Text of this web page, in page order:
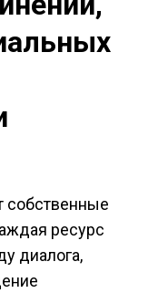
собственные
ресурс
диалога,